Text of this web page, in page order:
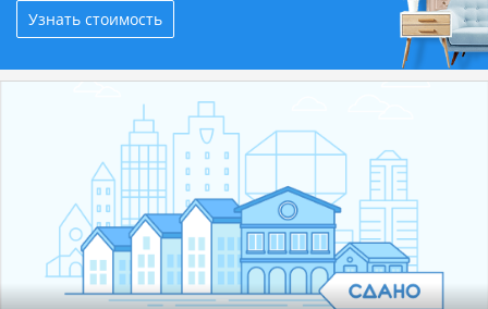
Узнать стоимость